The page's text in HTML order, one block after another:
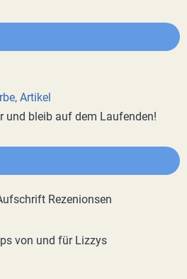
Artikel
und bleib auf dem Laufenden!
von und für Lizzys